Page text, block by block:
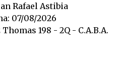
Rafael Astibia
07/08/2026
198 - 2Q - C.A.B.A.